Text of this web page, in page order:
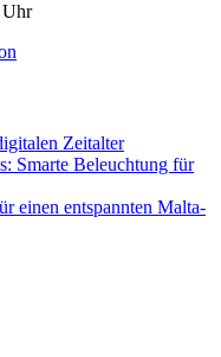
Uhr
Zeitalter
Smarte Beleuchtung für
einen entspannten Malta-